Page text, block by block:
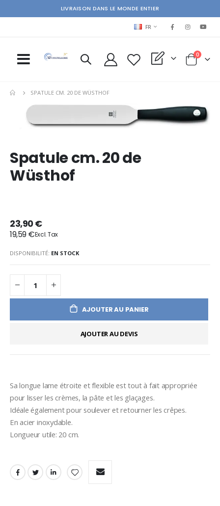
LIVRAISON DANS LE MONDE ENTIER
LANGUAGE
FR
My Quote Cart
0items
SPATULE CM. 20 DE WÜSTHOF
the
images
gallery
Spatule cm. 20 de
Wüsthof
23,90 €
19,59 €
DISPONIBILITÉ: EN STOCK
AJOUTER AU PANIER
AJOUTER AU DEVIS
Sa longue lame étroite et flexible est tout à fait appropriée
pour lisser les crèmes, la pâte et les glaçages.
Idéale également pour soulever et retourner les crêpes.
En acier inoxydable.
Longueur utile: 20 cm.